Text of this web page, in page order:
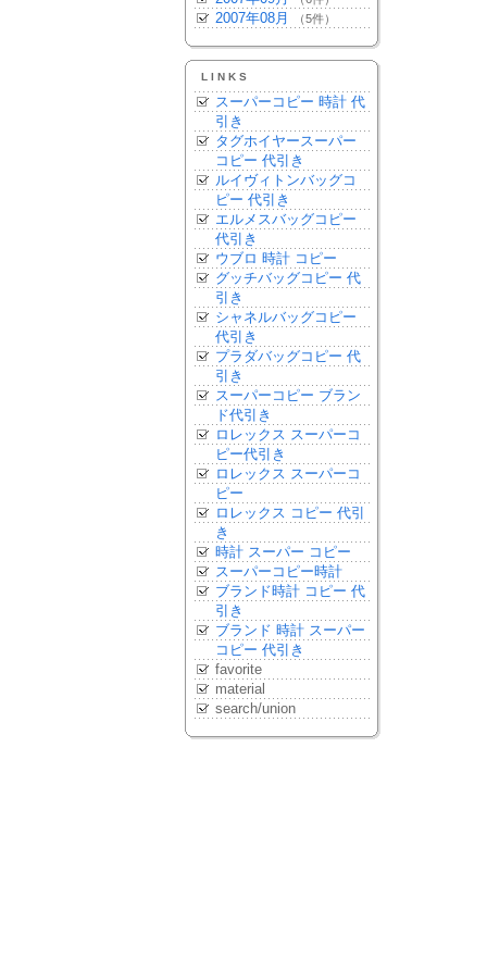
2007年08月 （5件）
LINKS
スーパーコピー 時計 代
引き
タグホイヤースーパー
コピー 代引き
ルイヴィトンバッグコ
ピー 代引き
エルメスバッグコピー
代引き
ウブロ 時計 コピー
グッチバッグコピー 代
引き
シャネルバッグコピー
代引き
プラダバッグコピー 代
引き
スーパーコピー ブラン
ド代引き
ロレックス スーパーコ
ピー代引き
ロレックス スーパーコ
ピー
ロレックス コピー 代引
き
時計 スーパー コピー
スーパーコピー時計
ブランド時計 コピー 代
引き
ブランド 時計 スーパー
コピー 代引き
favorite
material
search/union